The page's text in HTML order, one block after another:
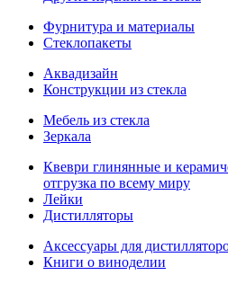
Фурнитура и материалы
Стеклопакеты
Аквадизайн
Конструкции из стекла
Мебель из стекла
Зеркала
Квеври глинянные и
отгрузка по всему миру
Лейки
Дистилляторы
Аксессуары для
Книги о виноделии